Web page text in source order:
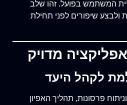
המשתמש בפועל. זהו שלב
ולבצע שיפורים לפני תחילת
אפליקציה מדויק
פרסונות, תהליך האפיון